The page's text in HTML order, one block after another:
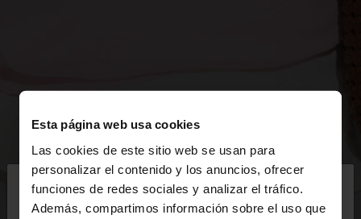
Esta página web usa cookies
Las cookies de este sitio web se usan para
personalizar el contenido y los anuncios, ofrecer
funciones de redes sociales y analizar el tráfico.
Además, compartimos información sobre el uso que
hola